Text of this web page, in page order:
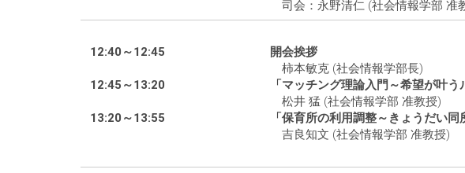
司会：永野清仁 (社会情報学部 准
12:40～12:45
開会挨拶
柿本敏克 (社会情報学部長)
12:45～13:20
「マッチング理論入門～希望が叶う
松井 猛 (社会情報学部 准教授)
13:20～13:55
「保育所の利用調整～きょうだい同
吉良知文 (社会情報学部 准教授)